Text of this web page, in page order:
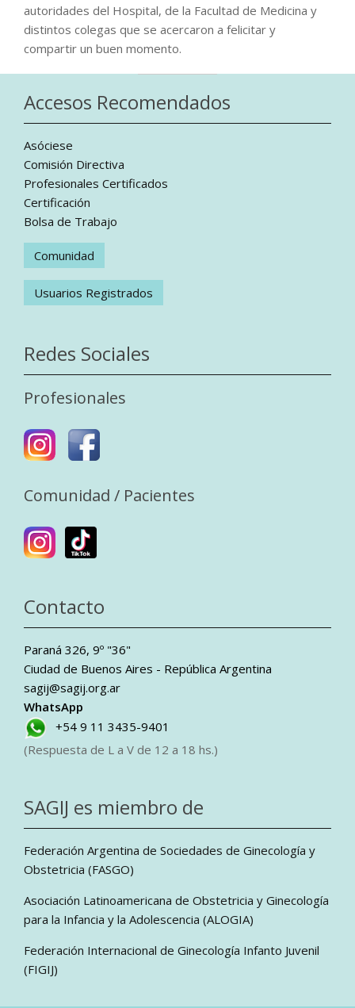
autoridades del Hospital, de la Facultad de Medicina y
distintos colegas que se acercaron a felicitar y
compartir un buen momento.
Accesos Recomendados
Asóciese
Comisión Directiva
Profesionales Certificados
Certificación
Bolsa de Trabajo
Comunidad
Usuarios Registrados
Redes Sociales
Profesionales
Comunidad / Pacientes
Contacto
Paraná 326, 9º "36"
Ciudad de Buenos Aires - República Argentina
sagij@sagij.org.ar
WhatsApp
+54 9 11 3435-9401
(Respuesta de L a V de 12 a 18 hs.)
SAGIJ es miembro de
Federación Argentina de Sociedades de Ginecología y
Obstetricia (FASGO)
Asociación Latinoamericana de Obstetricia y Ginecología
para la Infancia y la Adolescencia (ALOGIA)
Federación Internacional de Ginecología Infanto Juvenil
(FIGIJ)